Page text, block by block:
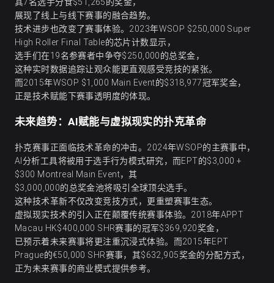
其7名选手分食$51,265的奖金，
展现了线上与线下赛事的融合趋势。
技术进步也改变了赛事体验。2023年WSOP $250,000 Super
High Roller Final Table的芯片计数显示，
选手们在19名参赛者中争夺$250,000的总奖金，
这种实时数据追踪让观众能更直观感受竞技的紧张。
而2015年WSOP $1,000 Main Event的$318,977冠军奖金，
正是技术赋能下赛事透明度的体现。
未来趋势：AI赋能与虚拟现实的扑克革命
扑克赛事正面临技术革命的冲击。2024年WSOP的主赛事中，
AI分析工具将被用于选手行为模式研究，而EPT的$3,000 +
$300 Montreal Main Event，其
$3,000,000的总奖金池将吸引全球顶尖选手。
这种技术革新不仅改变竞技方式，更重塑赛事生态。
虚拟现实技术的引入正在颠覆传统赛事体验。2018年APPT
Macau HK$400,000 SHR赛事的冠军$369,920奖金，
已预示着未来赛事将更注重沉浸式体验。而2015年EPT
Prague的€50,000 SHR赛事，其$632,905奖金的分配方式，
正为未来赛事的商业模式提供参考。